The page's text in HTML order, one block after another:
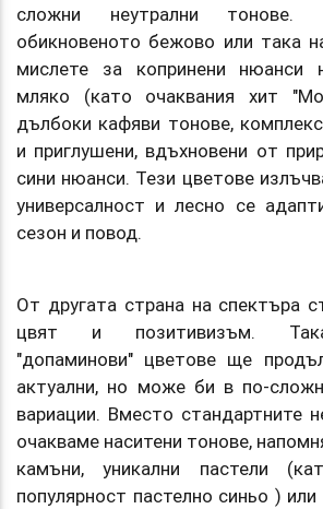
сложни неутрални тонове.
обикновеното бежово или така
мислете за копринени нюанси
мляко (като очаквания хит
дълбоки кафяви тонове,
и приглушени, вдъхновени от
сини нюанси. Тези цветове
универсалност и лесно се
сезон и повод.
От другата страна на спектъра
цвят и позитивизъм.
"допаминови" цветове ще
актуални, но може би в по-
вариации. Вместо стандартните
очакваме наситени тонове,
камъни, уникални пастели
популярност пастелно синьо )